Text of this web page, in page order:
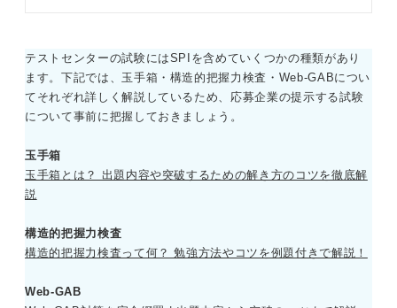
ます。
テストセンターの試験にはSPIを含めていくつかの種類があり
ます。下記では、玉手箱・構造的把握力検査・Web-GABについ
てそれぞれ詳しく解説しているため、応募企業の提示する試験
について事前に把握しておきましょう。
玉手箱
玉手箱とは？ 出題内容や突破するための解き方のコツを徹底解
説
構造的把握力検査
構造的把握力検査って何？ 勉強方法やコツを例題付きで解説！
Web-GAB